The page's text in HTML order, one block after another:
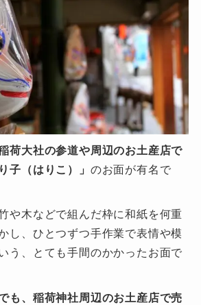
荷大社の参道や周辺のお土産店で
子（はりこ）」 のお面が有名で
や木などで組んだ枠に和紙を何重
し、ひとつずつ手作業で表情や模
う、とても手間のかかったお面で
も、稲荷神社周辺のお土産店で売